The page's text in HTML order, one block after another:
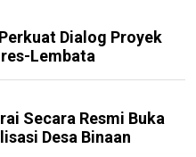
Dialog Proyek
Lembata
Secara Resmi Buka
Desa Binaan